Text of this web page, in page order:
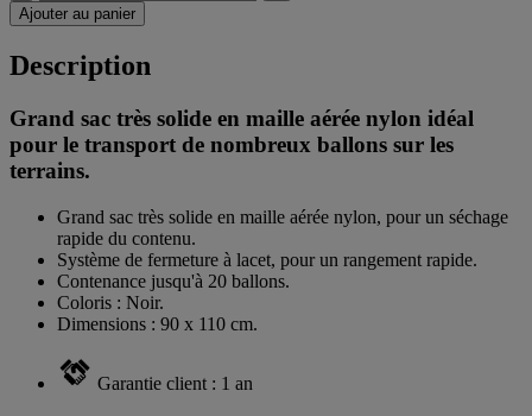
Ajouter au panier
Description
Grand sac très solide en maille aérée nylon idéal
pour le transport de nombreux ballons sur les
terrains.
Grand sac très solide en maille aérée nylon, pour un séchage
rapide du contenu.
Système de fermeture à lacet, pour un rangement rapide.
Contenance jusqu'à 20 ballons.
Coloris : Noir.
Dimensions : 90 x 110 cm.
Garantie client : 1 an